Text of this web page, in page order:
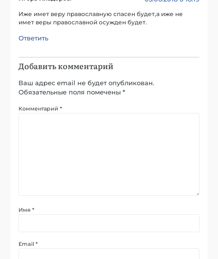
Иже имет веру православную спасен будет,а иже не
имет веры православной осужден будет.
Ответить
Добавить комментарий
Ваш адрес email не будет опубликован.
Обязательные поля помечены*
Комментарий*
Имя*
Email*